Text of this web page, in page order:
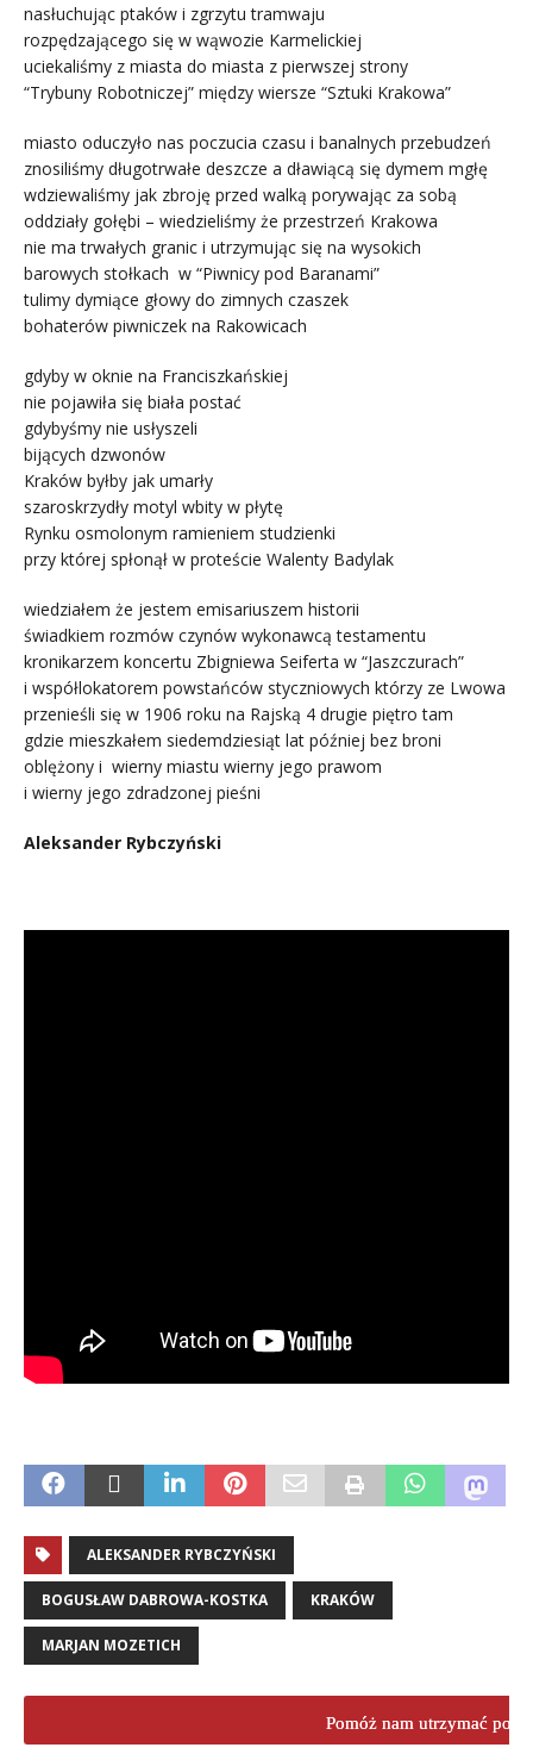
nasłuchując ptaków i zgrzytu tramwaju
rozpędzającego się w wąwozie Karmelickiej
uciekaliśmy z miasta do miasta z pierwszej strony
“Trybuny Robotniczej” między wiersze “Sztuki Krakowa”
miasto oduczyło nas poczucia czasu i banalnych przebudzeń
znosiliśmy długotrwałe deszcze a dławiącą się dymem mgłę
wdziewaliśmy jak zbroję przed walką porywając za sobą
oddziały gołębi – wiedzieliśmy że przestrzeń Krakowa
nie ma trwałych granic i utrzymując się na wysokich
barowych stołkach w “Piwnicy pod Baranami”
tulimy dymiące głowy do zimnych czaszek
bohaterów piwniczek na Rakowicach
gdyby w oknie na Franciszkańskiej
nie pojawiła się biała postać
gdybyśmy nie usłyszeli
bijących dzwonów
Kraków byłby jak umarły
szaroskrzydły motyl wbity w płytę
Rynku osmolonym ramieniem studzienki
przy której spłonął w proteście Walenty Badylak
wiedziałem że jestem emisariuszem historii
świadkiem rozmów czynów wykonawcą testamentu
kronikarzem koncertu Zbigniewa Seiferta w “Jaszczurach”
i współlokatorem powstańców styczniowych którzy ze Lwowa
przenieśli się w 1906 roku na Rajską 4 drugie piętro tam
gdzie mieszkałem siedemdziesiąt lat później bez broni
oblężony i wierny miastu wierny jego prawom
i wierny jego zdradzonej pieśni
Aleksander Rybczyński
ALEKSANDER RYBCZYŃSKI
BOGUSŁAW DABROWA-KOSTKA KRAKÓW
MARJAN MOZETICH
Pomóż nam utrzymać